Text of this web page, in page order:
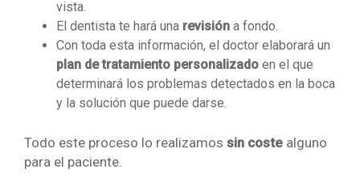
vista.
El dentista te hará una revisión a fondo.
Con toda esta información, el doctor elaborará un
plan de tratamiento personalizado en el que
determinará los problemas detectados en la boca
y la solución que puede darse.
Todo este proceso lo realizamos sin coste alguno
para el paciente.